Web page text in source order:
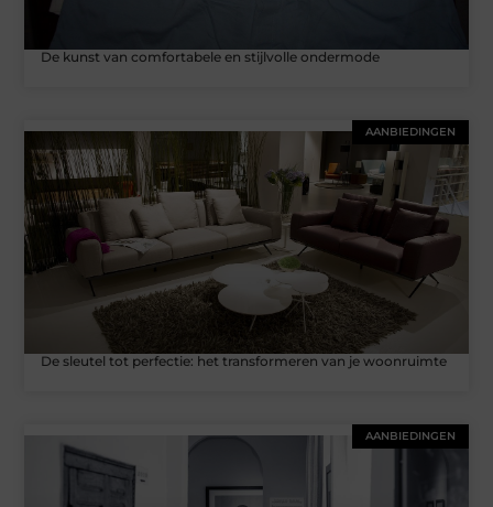
De kunst van comfortabele en stijlvolle ondermode
AANBIEDINGEN
De sleutel tot perfectie: het transformeren van je woonruimte
AANBIEDINGEN